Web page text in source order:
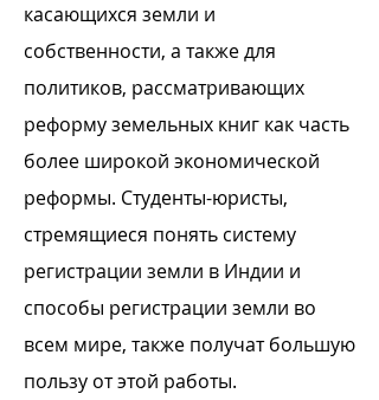
касающихся земли и
собственности, а также для
политиков, рассматривающих
реформу земельных книг как часть
более широкой экономической
реформы. Студенты-юристы,
стремящиеся понять систему
регистрации земли в Индии и
способы регистрации земли во
всем мире, также получат большую
пользу от этой работы.